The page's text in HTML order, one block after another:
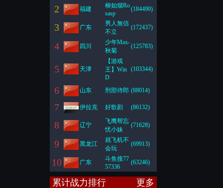
2 福建
柳如烟Ro
sasp
(184490)
3 广东
男人無信
不立
(172437)
4 四川
少年Max-
秋菊
(125783)
5 天津
【游戏
王】Win
D
(103344)
6 山东 刑部侍郎 (88014)
7 伊拉克 好歌剧 (86132)
8 辽宁
飞鹰帮忘
忧小妹
(71628)
9 黑龙江
就飞机不
会玩
(69913)
10 广东
斗鱼搜77
57336
(63246)
累计战力排行 更多